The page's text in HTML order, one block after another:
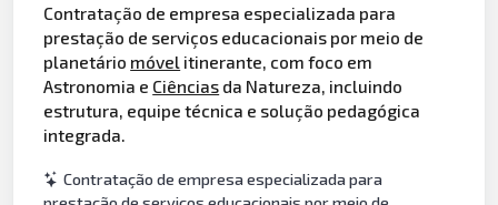
Contratação de empresa especializada para
prestação de serviços educacionais por meio de
planetário móvel itinerante, com foco em
Astronomia e Ciências da Natureza, incluindo
estrutura, equipe técnica e solução pedagógica
integrada.
Contratação de empresa especializada para